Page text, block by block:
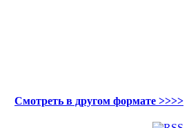
Смотреть в другом формате >>>>